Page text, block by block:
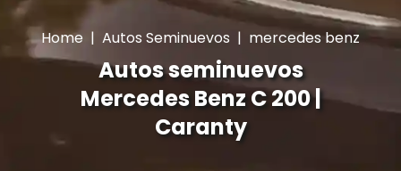
Home | Autos Seminuevos | mercedes benz
Autos seminuevos
Mercedes Benz C 200 |
Caranty